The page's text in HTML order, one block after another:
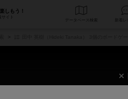
しもう！
イト
データベース